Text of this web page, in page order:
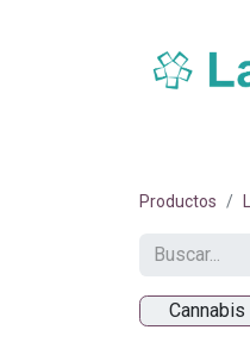
Productos
Cannabis